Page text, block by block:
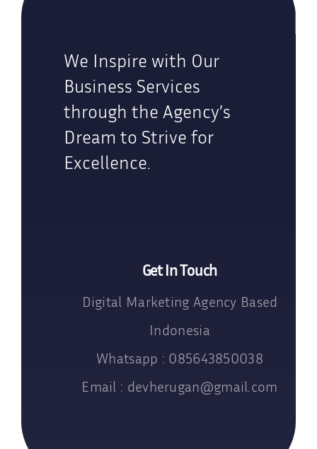
We Inspire with Our
Business Services
through the Agency’s
Dream to Strive for
Excellence.
Get In Touch
Digital Marketing Agency Based
Indonesia
Whatsapp : 085643850038
Email : devherugan@gmail.com